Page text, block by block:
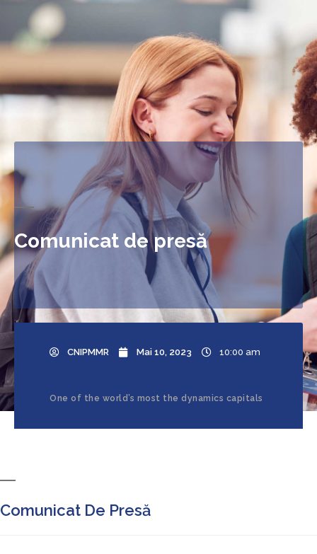
Comunicat de presă
CNIPMMR Mai 10, 2023 10:00 am
One of the world’s most the dynamics capitals
Comunicat De Presă